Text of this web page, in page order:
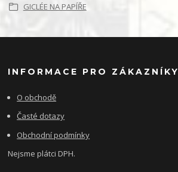
GICLÉE NA PAPÍŘE
INFORMACE PRO ZÁKAZNÍKY
O obchodě
Časté dotazy
Obchodní podmínky
Nejsme plátci DPH.